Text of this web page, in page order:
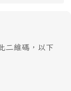
二維碼，以下